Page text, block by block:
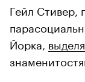
Гейл Стивер,
Йорка,